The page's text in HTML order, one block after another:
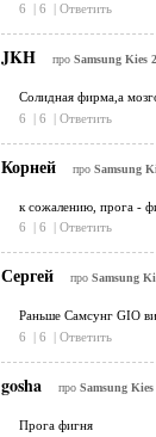
6
| 6 | Ответить
JKH про Samsung Kies
Солидная фирма,а
6
| 6 | Ответить
Корней про Samsung
к сожалению, прога -
6
| 6 | Ответить
Сергей про Samsung
Раньше Самсунг GIO
6
| 6 | Ответить
gosha про Samsung Kies
Прога фигня